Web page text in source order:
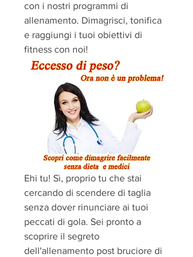
con i nostri programmi di
allenamento. Dimagrisci, tonifica
e raggiungi i tuoi obiettivi di
fitness con noi!
Ehi tu! Sì, proprio tu che stai
cercando di scendere di taglia
senza dover rinunciare ai tuoi
peccati di gola. Sei pronto a
scoprire il segreto
dell'allenamento post bruciore di